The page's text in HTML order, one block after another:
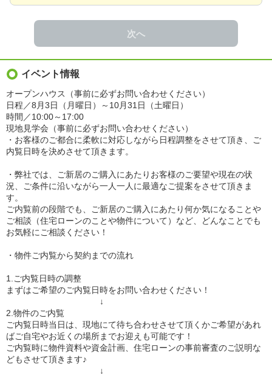
次へ
イベント情報
オープンハウス（事前に必ずお問い合わせください）
日程／8月3日（月曜日）～10月31日（土曜日）
時間／10:00～17:00
現地見学会（事前に必ずお問い合わせください）
・お客様のご都合に柔軟に対応しながら日程調整をさせて頂き、ご
内覧日時を決めさせて頂きます。
・弊社では、ご新居のご購入にあたりお客様のご要望や現在の状
況、ご条件に沿いながら一人一人に最適なご提案をさせて頂きま
す。
ご内覧前の段階でも、ご新居のご購入にあたり何か気になることや
ご相談（住宅ローンのことや物件について）など、どんなことでも
お気軽にご相談ください！
・物件ご内覧から契約までの流れ
1.ご内覧日時の調整
まずはご希望のご内覧日時をお問い合わせください！
↓
2.物件のご内覧
ご内覧日時当日は、現地にて待ち合わせさせて頂くかご希望があれ
ばご自宅やお近くの場所までお迎えも可能です！
ご内覧時に物件資料や資金計画、住宅ローンの事前審査のご説明な
どもさせて頂きます♪
↓